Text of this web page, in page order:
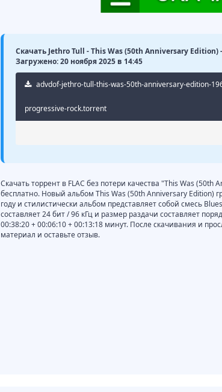
Скачать Jethro Tull - This Was (50th Anniversary Edition)
Загружено: 20 ноября 2025 в 14:45
advdof-jethro-tull-this-was-50th-anniversary-edition-
progressive-rock.torrent
Скачать торрент в FLAC без потери качества "This Was (50th
бесплатно. Новый альбом This Was (50th Anniversary Edition)
году и стилистически альбом представляет собой смесь
составляет 24 бит / 96 кГц и размер раздачи составляет
00:38:20 + 00:06:10 + 00:13:18 минут. После скачивания и
материал и оставьте отзыв.